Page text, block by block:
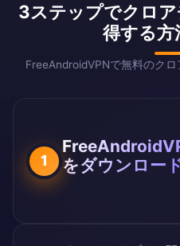
3ステップでクロ
得する
FreeAndroidVPNで無料のク
1
をダウンロー